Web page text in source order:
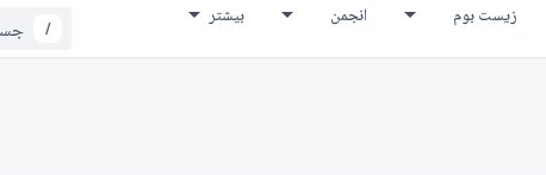
زیست بوم انجمن بیشتر
/